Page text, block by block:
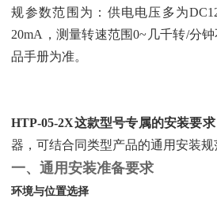
规参数范围为：供电电压多为
20mA，测量转速范围0~几千转/分
品手册为准。
HTP-05-2X这款型号专属的安装要求
器，可结合同类型产品的通用安装规
一、通用安装准备要求
环境与位置选择